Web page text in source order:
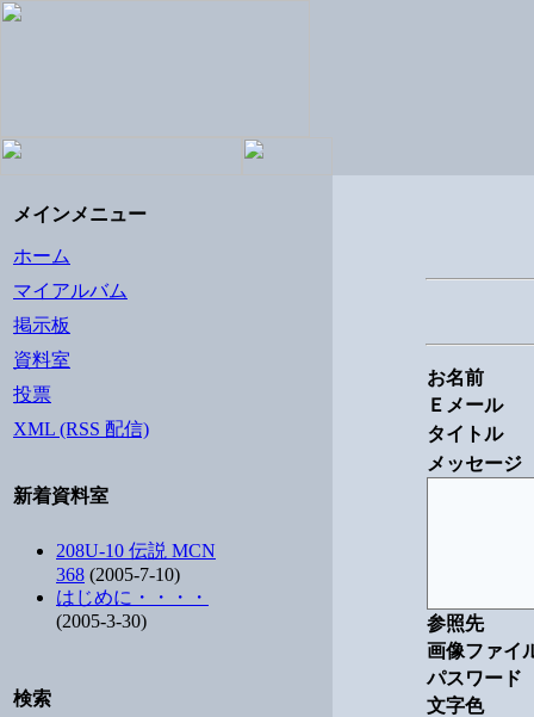
メインメニュー
ホーム
マイアルバム
掲示板
資料室
投票
XML (RSS 配信)
新着資料室
208U-10 伝説 MCN
368 (2005-7-10)
はじめに・・・・
(2005-3-30)
検索
お名前
Ｅメール
タイトル
メッセージ
参照先
画像ファイ
パスワード
文字色